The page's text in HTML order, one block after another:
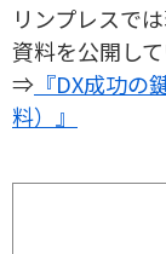
リンプレスで
資料を公開し
⇒ 『DX成功
料）』